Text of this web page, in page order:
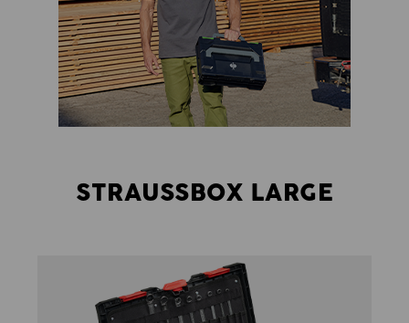
STRAUSSBOX LARGE